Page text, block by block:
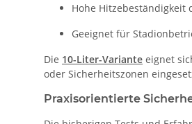
Hohe
Geeignet für
Die 10-Liter-Variante eignet
oder Sicherheitszonen
Praxisorientierte